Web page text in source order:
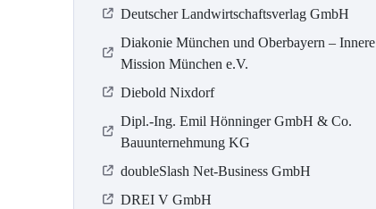
Deutscher Landwirtschaftsverlag GmbH
Diakonie München und Oberbayern – Innere
Mission München e.V.
Diebold Nixdorf
Dipl.-Ing. Emil Hönninger GmbH & Co.
Bauunternehmung KG
doubleSlash Net-Business GmbH
DREI V GmbH